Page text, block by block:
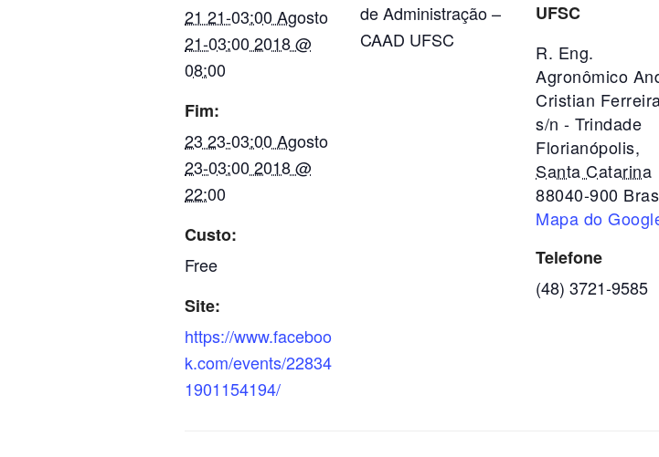
21 21-03:00 Agosto
21-03:00 2018 @
08:00
Fim:
23 23-03:00 Agosto
23-03:00 2018 @
22:00
Custo:
Free
Site:
https://www.faceboo
k.com/events/22834
1901154194/
de Administração –
CAAD UFSC
UFSC
R. Eng.
Agronômico
Cristian
s/n - Trindade
Florianópolis,
Santa Catarina
88040-900
Mapa do
Telefone
(48) 3721-9585